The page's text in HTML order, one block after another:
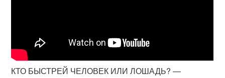
КТО БЫСТРЕЙ ЧЕЛОВЕК ИЛИ ЛОШАДЬ? —